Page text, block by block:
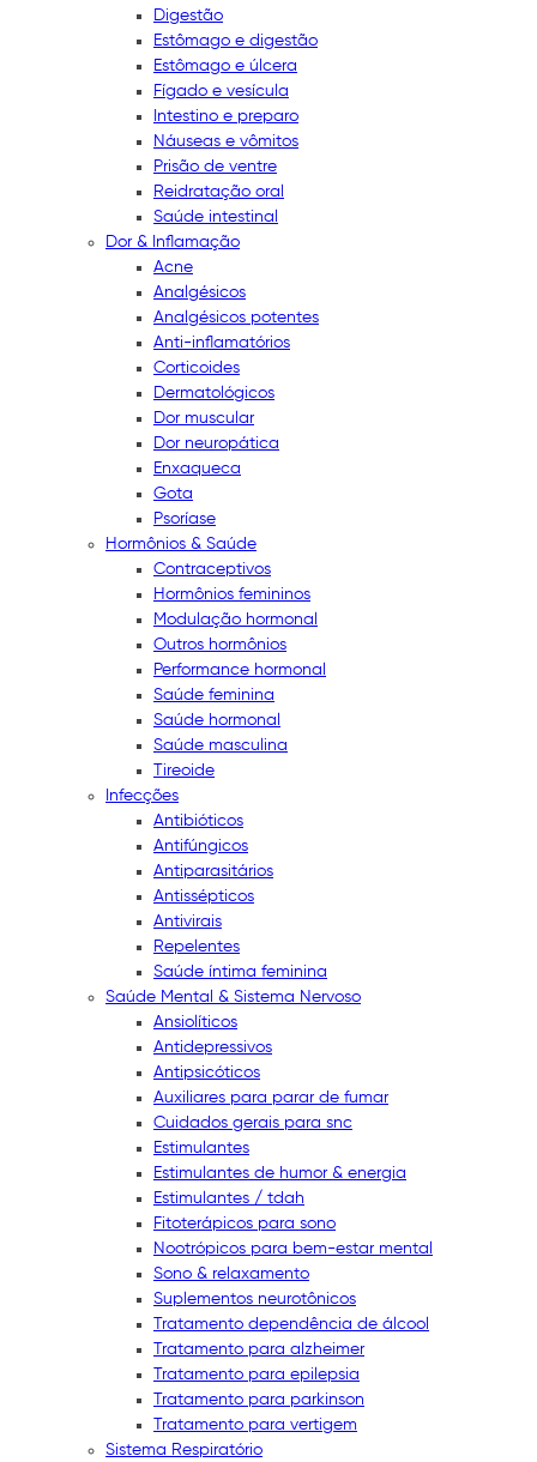
Digestão
Estômago e digestão
Estômago e úlcera
Fígado e vesícula
Intestino e preparo
Náuseas e vômitos
Prisão de ventre
Reidratação oral
Saúde intestinal
Dor & Inflamação
Acne
Analgésicos
Analgésicos potentes
Anti-inflamatórios
Corticoides
Dermatológicos
Dor muscular
Dor neuropática
Enxaqueca
Gota
Psoríase
Hormônios & Saúde
Contraceptivos
Hormônios femininos
Modulação hormonal
Outros hormônios
Performance hormonal
Saúde feminina
Saúde hormonal
Saúde masculina
Tireoide
Infecções
Antibióticos
Antifúngicos
Antiparasitários
Antissépticos
Antivirais
Repelentes
Saúde íntima feminina
Saúde Mental & Sistema Nervoso
Ansiolíticos
Antidepressivos
Antipsicóticos
Auxiliares para parar de fumar
Cuidados gerais para snc
Estimulantes
Estimulantes de humor & energia
Estimulantes / tdah
Fitoterápicos para sono
Nootrópicos para bem-estar mental
Sono & relaxamento
Suplementos neurotônicos
Tratamento dependência de álcool
Tratamento para alzheimer
Tratamento para epilepsia
Tratamento para parkinson
Tratamento para vertigem
Sistema Respiratório